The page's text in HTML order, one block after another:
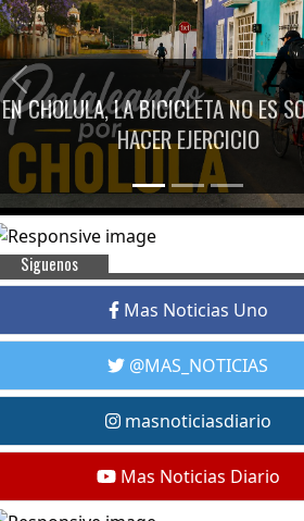
EN CHOLULA, LA BICICLETA NO ES
HACER EJERCICIO
Previous
Siguenos
Mas Noticias Uno
@MAS_NOTICIAS
masnoticiasdiario
Mas Noticias Diario